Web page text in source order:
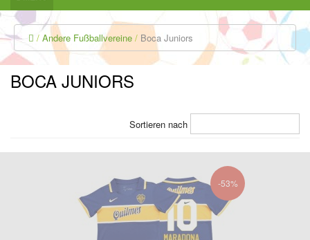
Andere Fußballvereine Boca Juniors
BOCA JUNIORS
Sortieren nach
-53%